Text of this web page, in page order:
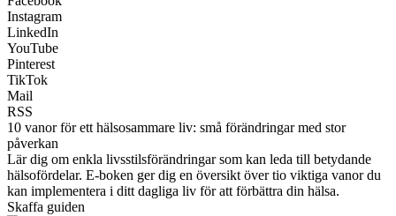
Instagram
LinkedIn
YouTube
Pinterest
TikTok
Mail
RSS
10 vanor för ett hälsosammare liv: små förändringar med stor
påverkan
Lär dig om enkla livsstilsförändringar som kan leda till betydande
hälsofördelar. E-boken ger dig en översikt över tio viktiga vanor du
kan implementera i ditt dagliga liv för att förbättra din hälsa.
Skaffa guiden